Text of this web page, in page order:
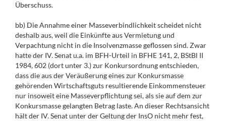
Überschuss.
bb) Die Annahme einer Masseverbindlichkeit scheidet nicht
deshalb aus, weil die Einkünfte aus Vermietung und
Verpachtung nicht in die Insolvenzmasse geflossen sind. Zwar
hatte der IV. Senat u.a. im BFH-Urteil in BFHE 141, 2, BStBl II
1984, 602 (dort unter 3.) zur Konkursordnung entschieden,
dass die aus der Veräußerung eines zur Konkursmasse
gehörenden Wirtschaftsguts resultierende Einkommensteuer
nur insoweit eine Masseverpflichtung sei, als sie auf dem zur
Konkursmasse gelangten Betrag laste. An dieser Rechtsansicht
hält der IV. Senat unter der Geltung der InsO nicht mehr fest,